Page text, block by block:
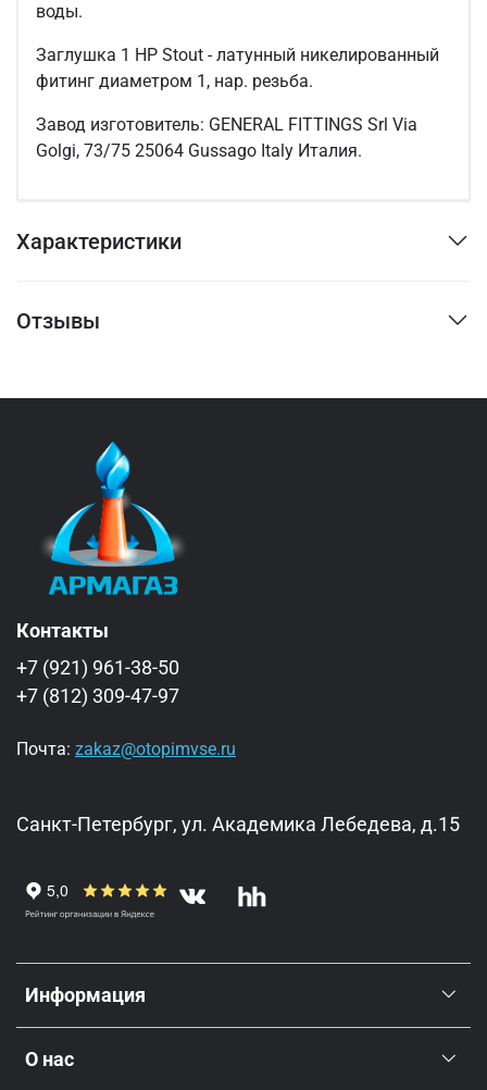
воды.
Заглушка 1 НР Stout - латунный никелированный
фитинг диаметром 1, нар. резьба.
Завод изготовитель: GENERAL FITTINGS Srl Via
Golgi, 73/75 25064 Gussago Italy Италия.
Характеристики
Отзывы
Информация
О нас
Контакты
+7 (921) 961-38-50
+7 (812) 309-47-97
Почта: zakaz@otopimvse.ru
Санкт-Петербург, ул. Академика Лебедева, д.15